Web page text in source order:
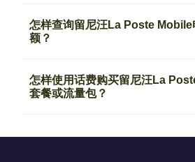
怎样查询留尼汪La Poste Mobile
额？
怎样使用话费购买留尼汪La
套餐或流量包？